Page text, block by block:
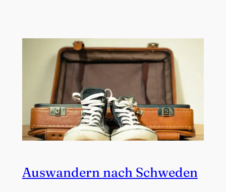
Auswandern nach Schweden